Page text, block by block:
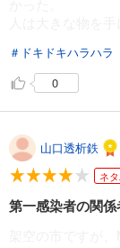
＃ドキドキハラハラ
0
山口透析鉄
ネ
第一感染者の関